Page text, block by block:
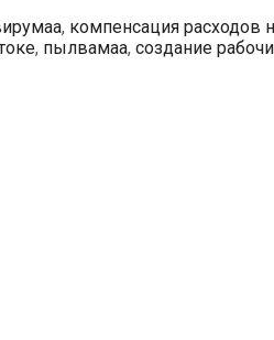
, компенсация расходов
, пылвамаа, создание